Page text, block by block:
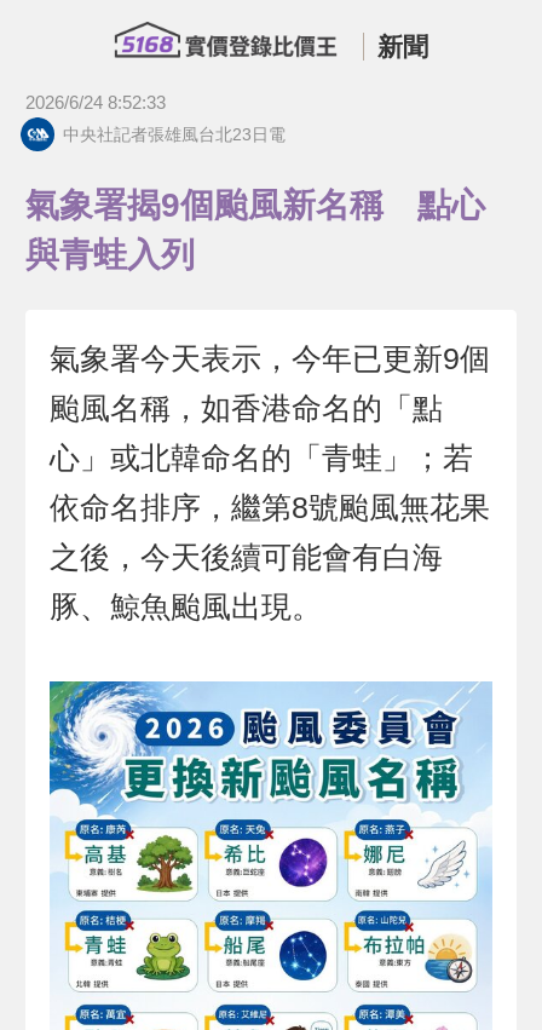
新聞
2026/6/24 8:52:33
中央社記者張雄風台北23日電
氣象署揭9個颱風新名稱 點心
與青蛙入列
氣象署今天表示，今年已更新9個
颱風名稱，如香港命名的「點
心」或北韓命名的「青蛙」；若
依命名排序，繼第8號颱風無花果
之後，今天後續可能會有白海
豚、鯨魚颱風出現。